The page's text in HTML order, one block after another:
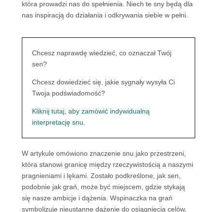
która prowadzi nas do spełnienia. Niech te sny będą dla
nas inspiracją do działania i odkrywania siebie w pełni.
Chcesz naprawdę wiedzieć, co oznaczał Twój
sen?
Chcesz dowiedzieć się, jakie sygnały wysyła Ci
Twoja podświadomość?
Kliknij tutaj, aby zamówić indywidualną
interpretację snu.
W artykule omówiono znaczenie snu jako przestrzeni,
która stanowi granicę między rzeczywistością a naszymi
pragnieniami i lękami. Zostało podkreślone, jak sen,
podobnie jak grań, może być miejscem, gdzie stykają
się nasze ambicje i dążenia. Wspinaczka na grań
symbolizuje nieustanne dążenie do osiągnięcia celów,